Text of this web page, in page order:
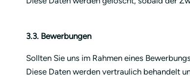
3.3. Bewerbungen
Sollten Sie uns im Rahmen eines
Diese Daten werden vertraulich behandelt